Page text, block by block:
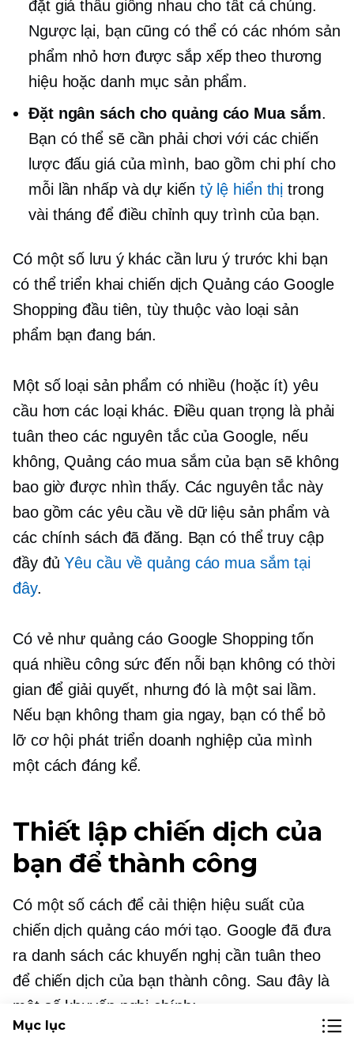
đặt giá thầu giống nhau cho tất cả chúng.
Ngược lại, bạn cũng có thể có các nhóm sản
phẩm nhỏ hơn được sắp xếp theo thương
hiệu hoặc danh mục sản phẩm.
Đặt ngân sách cho quảng cáo Mua sắm.
Bạn có thể sẽ cần phải chơi với các chiến
lược đấu giá của mình, bao gồm chi phí cho
mỗi lần nhấp và dự kiến tỷ lệ hiển thị trong
vài tháng để điều chỉnh quy trình của bạn.
Có một số lưu ý khác cần lưu ý trước khi bạn
có thể triển khai chiến dịch Quảng cáo Google
Shopping đầu tiên, tùy thuộc vào loại sản
phẩm bạn đang bán.
Một số loại sản phẩm có nhiều (hoặc ít) yêu
cầu hơn các loại khác. Điều quan trọng là phải
tuân theo các nguyên tắc của Google, nếu
không, Quảng cáo mua sắm của bạn sẽ không
bao giờ được nhìn thấy. Các nguyên tắc này
bao gồm các yêu cầu về dữ liệu sản phẩm và
các chính sách đã đăng. Bạn có thể truy cập
đầy đủYêu cầu về quảng cáo mua sắm tại
đây.
Có vẻ như quảng cáo Google Shopping tốn
quá nhiều công sức đến nỗi bạn không có thời
gian để giải quyết, nhưng đó là một sai lầm.
Nếu bạn không tham gia ngay, bạn có thể bỏ
lỡ cơ hội phát triển doanh nghiệp của mình
một cách đáng kể.
Thiết lập chiến dịch của
bạn để thành công
Có một số cách để cải thiện hiệu suất của
chiến dịch quảng cáo mới tạo. Google đã đưa
ra danh sách các khuyến nghị cần tuân theo
để chiến dịch của bạn thành công. Sau đây là
một số khuyến nghị chính:
Mục lục